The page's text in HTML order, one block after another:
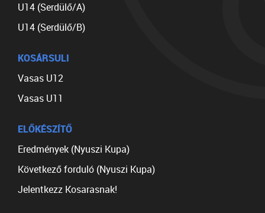
U14 (Serdülő/A)
U14 (Serdülő/B)
KOSÁRSULI
Vasas U12
Vasas U11
ELŐKÉSZÍTŐ
Eredmények (Nyuszi Kupa)
Következő forduló (Nyuszi Kupa)
Jelentkezz Kosarasnak!